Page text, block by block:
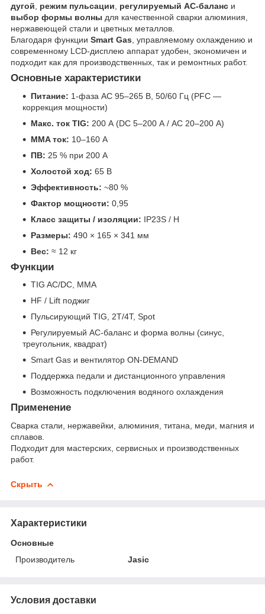
дугой
режим пульсации регулируемый AC-баланс и
выбор формы волны для качественной сварки алюминия,
нержавеющей стали и цветных металлов.
Благодаря функции Smart Gas , управляемому охлаждению и
современному LCD-дисплею аппарат удобен, экономичен и
подходит как для производственных, так и ремонтных работ.
Основные характеристики
Питание: 1-фаза AC 95–265 В, 50/60 Гц (PFC —
коррекция мощности)
Макс. ток TIG: 200 А (DC 5–200 А / AC 20–200 А)
MMA ток: 10–160 А
ПВ: 25 % при 200 А
Холостой ход: 65 В
Эффективность: ~80 %
Фактор мощности: 0,95
Класс защиты / изоляции: IP23S / H
Размеры: 490 × 165 × 341 мм
Вес: ≈ 12 кг
Функции
TIG AC/DC, MMA
HF / Lift поджиг
Пульсирующий TIG, 2T/4T, Spot
Регулируемый AC-баланс и форма волны (синус,
треугольник, квадрат)
Smart Gas и вентилятор ON-DEMAND
Поддержка педали и дистанционного управления
Возможность подключения водяного охлаждения
Применение
Сварка стали, нержавейки, алюминия, титана, меди, магния и
сплавов.
Подходит для мастерских, сервисных и производственных
работ.
Скрыть
Характеристики
Основные
Производитель
Jasic
Условия доставки